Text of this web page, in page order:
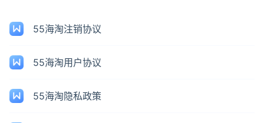
55海淘注销协议
55海淘用户协议
55海淘隐私政策